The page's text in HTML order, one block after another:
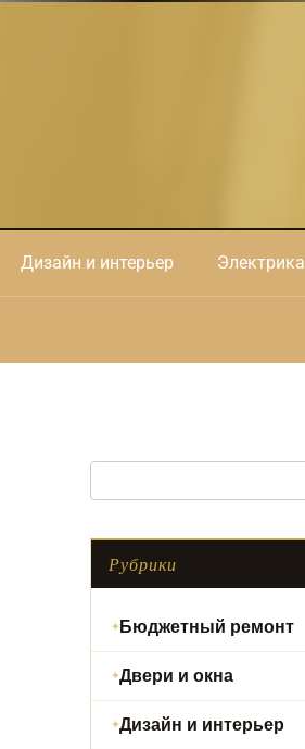
Дизайн и интерьер Электрика
Рубрики
Бюджетный ремонт
Двери и окна
Дизайн и интерьер